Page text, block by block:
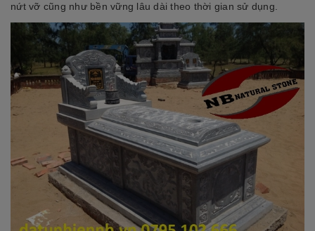
nứt vỡ cũng như bền vững lâu dài theo thời gian sử dụng.